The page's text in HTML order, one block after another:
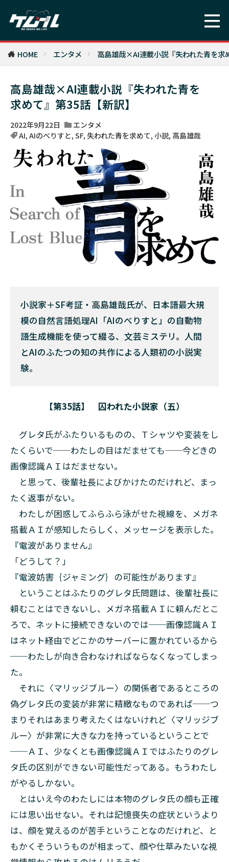
HOME エンタメ 高島雄哉×AI連載小説『失われた青を求
高島雄哉×AI連載小説『失われた青を
求めて』第35話【新訳】
2022年9月22日
エンタメ
AI, AIのべりすと, SF, 失われた青を求めて, 小説, 高島雄哉
小説家＋SF考証・高島雄哉氏が、日本語最大規
模の自然言語処理AI「AIのべりすと」の自動物
語生成機能を使って綴る、文芸ミステリ。人間
とAIのふたつの知の共作による人類初の小説実
験。
【第35話】 囚われた小説家（五）
グレタ氏がふたりいるものの、Ｔシャツや変装をし
たくらいで──わたしの目はだませても──今どきの
画像認識ＡＩはだませない。
と思って、後輩社長によびかけたのだけれど、まっ
たく返事がない。
わたしが困惑してふらふら泳がせた視線を、メガネ
搭載ＡＩが感知したらしく、メッセージを表示した。
『電波がありません』
「どうして？」
『電波妨害｛ジャミング｝の可能性があります』
ということはふたりのグレタ氏問題は、後輩社長に
頼むことはできないし、メガネ搭載ＡＩに頼んだとこ
ろで、ネットに接続できないのでは──画像認識ＡＩ
はネット経由でどこかのサーバーに置かれているから
──わたしが向き合わなければならなくなってしまっ
た。
それに〈マリッジブルー〉の関係者であるところの
偽グレタ氏の変装が非常に精緻なものであれば──つ
まりそれはあまり考えたくはないけれど〈マリッジブ
ルー〉が非常に大きな力を持っているということで
──ＡＩ、少なくとも画像認識ＡＩではふたりのグレ
タ氏の区別ができない可能性だってある。もうわたし
がやるしかない。
とはいえ今のわたしには本物のグレタ氏の顔も正確
には思い出せない。それは記憶喪失の症状というより
は、顔を覚えるのが苦手ということなのだけれど、と
もかくそういうものが相まって、顔や仕草みたいな視